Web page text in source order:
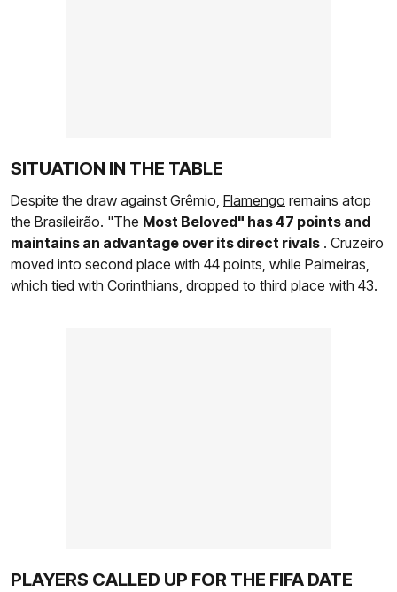
SITUATION IN THE TABLE
Despite the draw against Grêmio, Flamengo remains atop
the Brasileirão. "The Most Beloved" has 47 points and
maintains an advantage over its direct rivals . Cruzeiro
moved into second place with 44 points, while Palmeiras,
which tied with Corinthians, dropped to third place with 43.
PLAYERS CALLED UP FOR THE FIFA DATE